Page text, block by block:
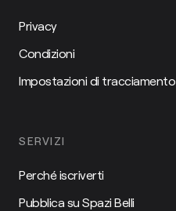
Privacy
Condizioni
Impostazioni di tracciamento
SERVIZI
Perché iscriverti
Pubblica su Spazi Belli